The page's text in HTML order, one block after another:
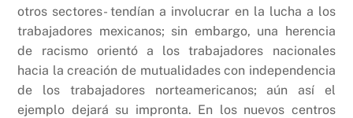
otros sectores- tendían a involucrar en la lucha a los
trabajadores mexicanos; sin embargo, una herencia
de racismo orientó a los trabajadores nacionales
hacia la creación de mutualidades con independencia
de los trabajadores norteamericanos; aún así el
ejemplo dejará su impronta. En los nuevos centros